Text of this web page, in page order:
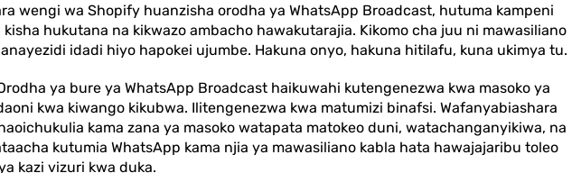
wengi wa Shopify huanzisha orodha ya WhatsApp Broadcast, hutuma kampeni
kisha hukutana na kikwazo ambacho hawakutarajia. Kikomo cha juu ni mawasiliano
idadi hiyo hapokei ujumbe. Hakuna onyo, hakuna hitilafu, kuna ukimya tu.
ya bure ya WhatsApp Broadcast haikuwahi kutengenezwa kwa masoko ya
kwa kiwango kikubwa. Ilitengenezwa kwa matumizi binafsi. Wafanyabiashara
kama zana ya masoko watapata matokeo duni, watachanganyikiwa, na
kutumia WhatsApp kama njia ya mawasiliano kabla hata hawajajaribu toleo
kazi vizuri kwa duka.